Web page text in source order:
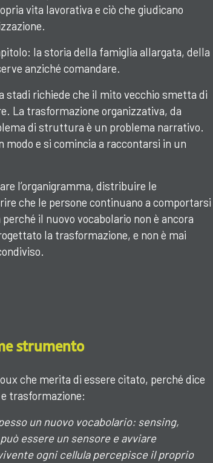
vita lavorativa e ciò che giudicano
la storia della famiglia allargata, della
anziché comandare.
stadi richiede che il mito vecchio smetta di
La trasformazione organizzativa, da
di struttura è un problema narrativo.
e si comincia a raccontarsi in un
l’organigramma, distribuire le
che le persone continuano a comportarsi
il nuovo vocabolario non è ancora
la trasformazione, e non è mai
strumento
che merita di essere citato, perché dice
trasformazione:
un nuovo vocabolario: sensing,
essere un sensore e avviare
ogni cellula percepisce il proprio